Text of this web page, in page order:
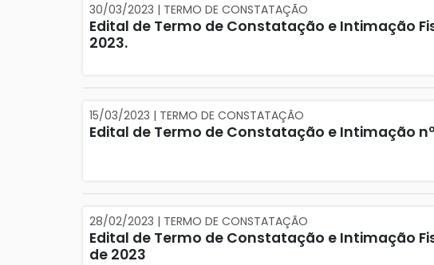
30/03/2023 | TERMO DE CONSTATAÇÃO
Edital de Termo de Constatação e Intimação
2023.
15/03/2023 | TERMO DE CONSTATAÇÃO
Edital de Termo de Constatação e Intimação nº
28/02/2023 | TERMO DE CONSTATAÇÃO
Edital de Termo de Constatação e Intimação
de 2023